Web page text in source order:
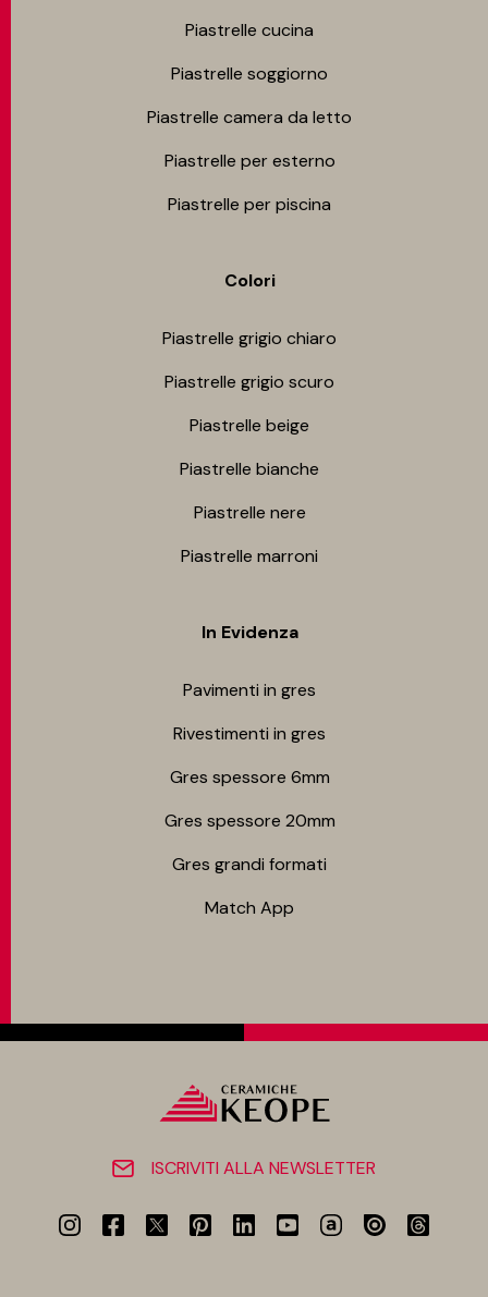
Piastrelle cucina
Piastrelle soggiorno
Piastrelle camera da letto
Piastrelle per esterno
Piastrelle per piscina
Colori
Piastrelle grigio chiaro
Piastrelle grigio scuro
Piastrelle beige
Piastrelle bianche
Piastrelle nere
Piastrelle marroni
In Evidenza
Pavimenti in gres
Rivestimenti in gres
Gres spessore 6mm
Gres spessore 20mm
Gres grandi formati
Match App
ISCRIVITI ALLA NEWSLETTER